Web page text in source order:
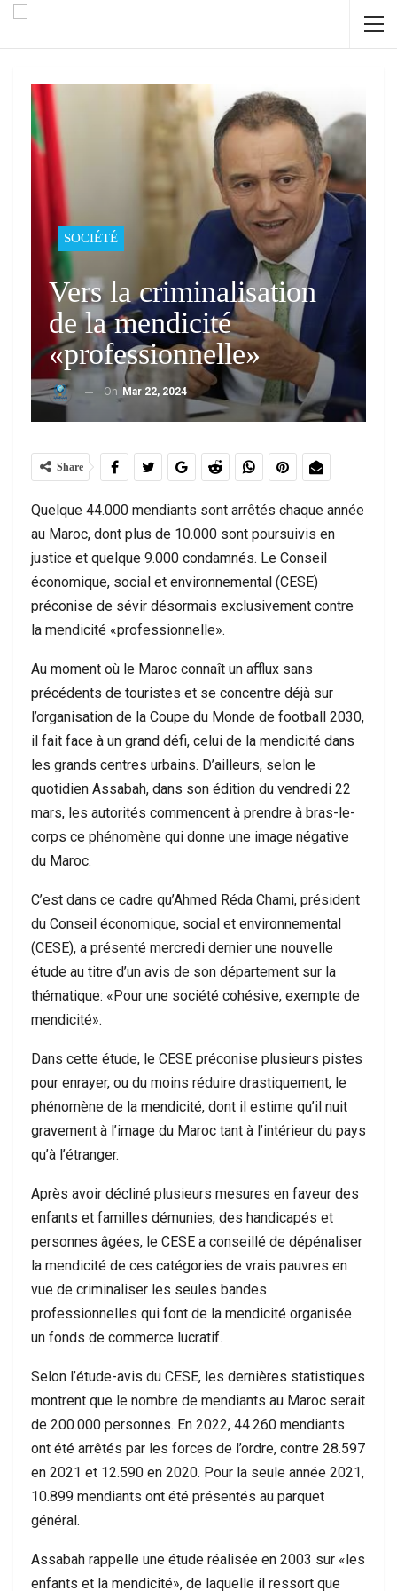
SOCIÉTÉ
Vers la criminalisation
de la mendicité
«professionnelle»
On Mar 22, 2024
Share
Quelque 44.000 mendiants sont arrêtés chaque année
au Maroc, dont plus de 10.000 sont poursuivis en
justice et quelque 9.000 condamnés. Le Conseil
économique, social et environnemental (CESE)
préconise de sévir désormais exclusivement contre
la mendicité «professionnelle».
Au moment où le Maroc connaît un afflux sans
précédents de touristes et se concentre déjà sur
l’organisation de la Coupe du Monde de football 2030,
il fait face à un grand défi, celui de la mendicité dans
les grands centres urbains. D’ailleurs, selon le
quotidien Assabah, dans son édition du vendredi 22
mars, les autorités commencent à prendre à bras-le-
corps ce phénomène qui donne une image négative
du Maroc.
C’est dans ce cadre qu’Ahmed Réda Chami, président
du Conseil économique, social et environnemental
(CESE), a présenté mercredi dernier une nouvelle
étude au titre d’un avis de son département sur la
thématique: «Pour une société cohésive, exempte de
mendicité».
Dans cette étude, le CESE préconise plusieurs pistes
pour enrayer, ou du moins réduire drastiquement, le
phénomène de la mendicité, dont il estime qu’il nuit
gravement à l’image du Maroc tant à l’intérieur du pays
qu’à l’étranger.
Après avoir décliné plusieurs mesures en faveur des
enfants et familles démunies, des handicapés et
personnes âgées, le CESE a conseillé de dépénaliser
la mendicité de ces catégories de vrais pauvres en
vue de criminaliser les seules bandes
professionnelles qui font de la mendicité organisée
un fonds de commerce lucratif.
Selon l’étude-avis du CESE, les dernières statistiques
montrent que le nombre de mendiants au Maroc serait
de 200.000 personnes. En 2022, 44.260 mendiants
ont été arrêtés par les forces de l’ordre, contre 28.597
en 2021 et 12.590 en 2020. Pour la seule année 2021,
10.899 mendiants ont été présentés au parquet
général.
Assabah rappelle une étude réalisée en 2003 sur «les
enfants et la mendicité», de laquelle il ressort que